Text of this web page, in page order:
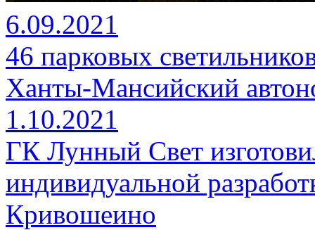
6.09.2021
46 парковых
Ханты-Мансийский
1.10.2021
ГК Лунный Свет
индивидуальной
Кривошеино